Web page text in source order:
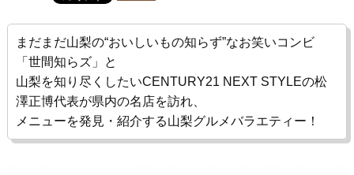
まだまだ山梨の“おいしいもの知らず”なお笑いコンビ
「世間知らズ」と
山梨を知り尽くしたいCENTURY21 NEXT STYLEの松
澤正博代表が県内の名店を訪れ、
メニューを発見・紹介する山梨グルメバラエティー！